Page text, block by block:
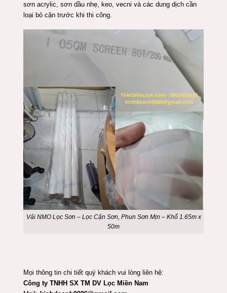
sơn acrylic, sơn dầu nhẹ, keo, vecni và các dung dịch cần
loại bỏ cặn trước khi thi công.
Vải NMO Lọc Sơn – Lọc Cặn Sơn, Phun Sơn Mịn – Khổ 1.65m x
50m
Mọi thông tin chi tiết quý khách vui lòng liên hệ:
Công ty TNHH SX TM DV Lọc Miền Nam